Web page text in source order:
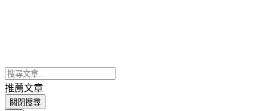
推薦文章
關閉搜尋